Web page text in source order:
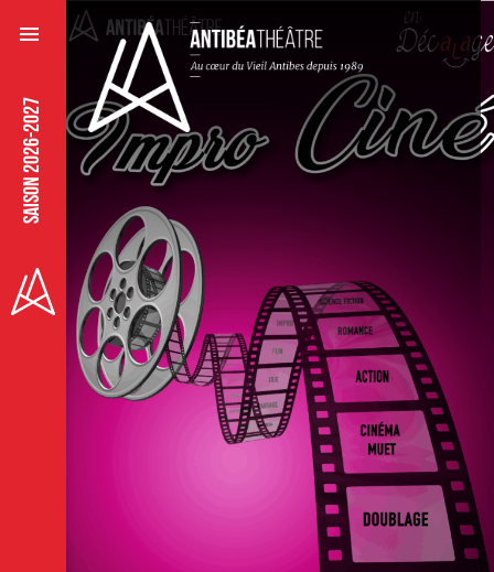
SAISON 2026-2027